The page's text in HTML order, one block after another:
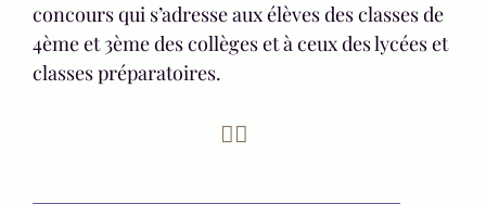
concours qui s’adresse aux élèves des classes de
4ème et 3ème des collèges et à ceux des lycées et
classes préparatoires.